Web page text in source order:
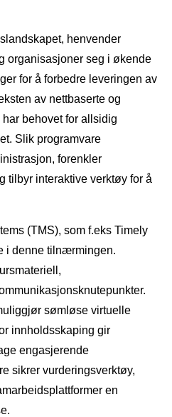
henvender
organisasjoner seg i økende
for å forbedre leveringen av
av nettbaserte og
behovet for allsidig
Slik programvare
forenkler
tilbyr interaktive verktøy for å
(TMS), som f.eks Timely
i denne tilnærmingen.
sømløse virtuelle
innholdsskaping gir
engasjerende
sikrer vurderingsverktøy,
en